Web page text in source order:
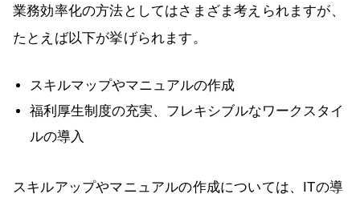
業務効率化の方法としてはさまざま考えられますが、
たとえば以下が挙げられます。
スキルマップやマニュアルの作成
福利厚生制度の充実、フレキシブルなワークスタイ
ルの導入
スキルアップやマニュアルの作成については、ITの導